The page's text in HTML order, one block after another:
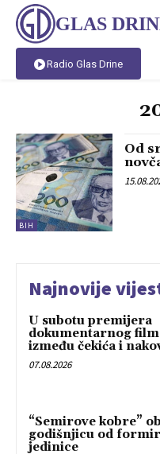
GLAS
Radio Glas Drine
BIH
Od
Najnovije
U subotu premijera
dokumentarnog
između čekića i
07.08.2026
“Semirove kobre”
godišnjicu od
jedinice